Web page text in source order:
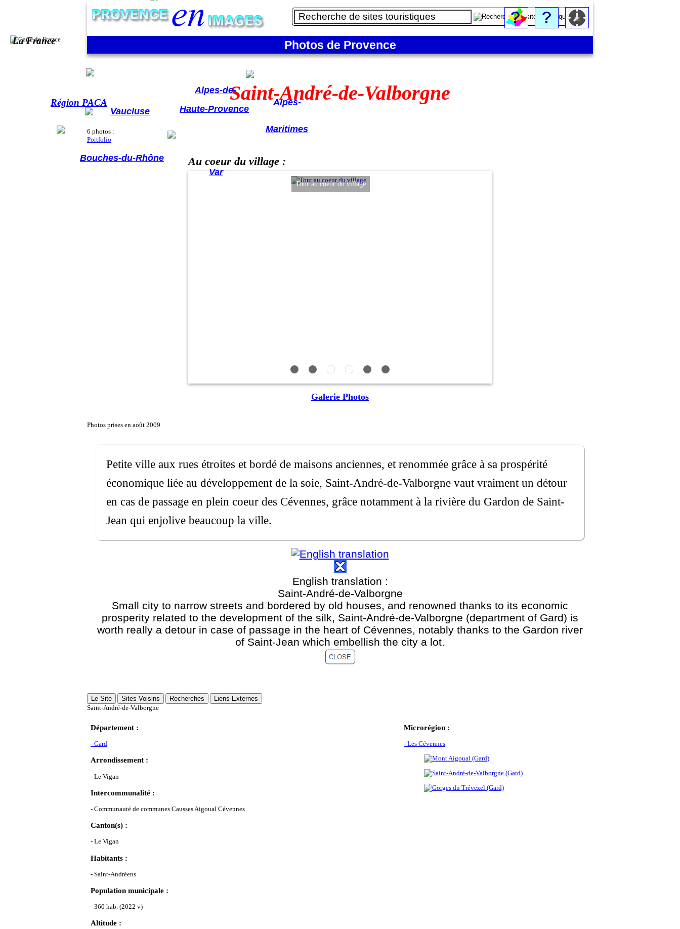
Photos de Provence
Saint-André-de-Valborgne
6 photos :
Portfolio
Au coeur du village :
Galerie Photos
Photos prises en août 2009
Petite ville aux rues étroites et bordé de maisons anciennes, et renommée grâce à sa prospérité
économique liée au développement de la soie, Saint-André-de-Valborgne vaut vraiment un détour
en cas de passage en plein coeur des Cévennes, grâce notamment à la rivière du Gardon de Saint-
Jean qui enjolive beaucoup la ville.
English translation :
Saint-André-de-Valborgne
Small city to narrow streets and bordered by old houses, and renowned thanks to its economic
prosperity related to the development of the silk, Saint-André-de-Valborgne (department of Gard) is
worth really a detour in case of passage in the heart of Cévennes, notably thanks to the Gardon river
of Saint-Jean which embellish the city a lot.
Le Site Sites Voisins Recherches
Liens Externes
Saint-André-de-Valborgne
Département :
- Gard
Arrondissement :
- Le Vigan
Intercommunalité :
- Communauté de communes Causses Aigoual Cévennes
Canton(s) :
- Le Vigan
Habitants :
- Saint-Andréens
Population municipale :
- 360 hab. (2022 v)
Altitude :
Microrégion :
- Les Cévennes
La France
Région PACA
Bouches-du-Rhône
Vaucluse
Var
Alpes-
Maritimes
Alpes-de-
Haute-Provence